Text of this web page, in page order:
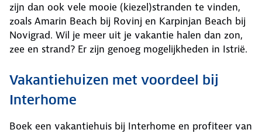
zijn dan ook vele mooie (kiezel)stranden te vinden,
zoals Amarin Beach bij Rovinj en Karpinjan Beach bij
Novigrad. Wil je meer uit je vakantie halen dan zon,
zee en strand? Er zijn genoeg mogelijkheden in Istrië.
Vakantiehuizen met voordeel bij
Interhome
Boek een vakantiehuis bij Interhome en profiteer van